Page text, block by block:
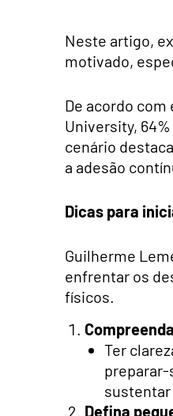
Neste artigo,
motivado,
De acordo
University,
cenário
a adesão
Dicas para
Guilherme
enfrentar os
físicos.
Ter
preparar-
Defina